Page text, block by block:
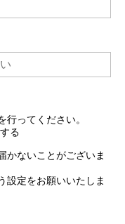
行ってください。
る
かないことがございま
設定をお願いいたしま